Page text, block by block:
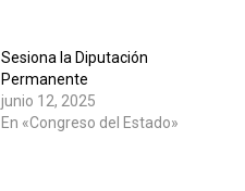
Sesiona la Diputación
Permanente
junio 12, 2025
En «Congreso del Estado»